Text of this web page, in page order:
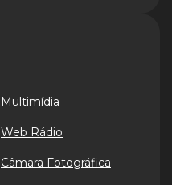
Multimídia
Web Rádio
Câmara Fotográfica